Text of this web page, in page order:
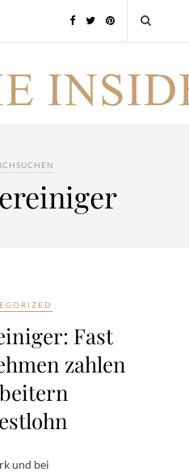
Fast
zahlen
und bei